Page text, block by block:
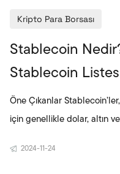
Kripto Para Borsası
Stablecoin
Stablecoin
Öne Çıkanlar Stablecoin’ler, fiyat istikrarı sağlamak
için genellikle dolar, altın
2024-11-24